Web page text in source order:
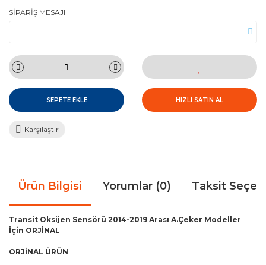
SİPARİŞ MESAJI
SEPETE EKLE HIZLI SATIN AL
Karşılaştır
Ürün Bilgisi Yorumlar (0) Taksit
Transit Oksijen Sensörü 2014-2019 Arası A.Çeker Modeller
İçin ORJİNAL
ORJİNAL ÜRÜN